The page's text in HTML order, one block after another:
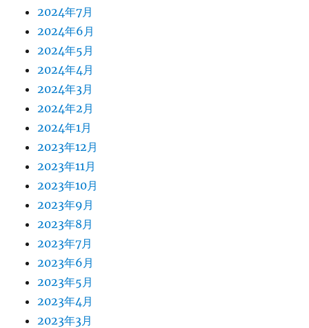
2024年7月
2024年6月
2024年5月
2024年4月
2024年3月
2024年2月
2024年1月
2023年12月
2023年11月
2023年10月
2023年9月
2023年8月
2023年7月
2023年6月
2023年5月
2023年4月
2023年3月